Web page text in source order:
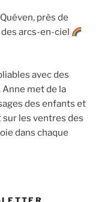
près de
des arcs-en-ciel
avec des
met de la
des enfants et
les ventres des
dans chaque